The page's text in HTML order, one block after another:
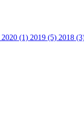
2020 (1) 2019 (5) 2018